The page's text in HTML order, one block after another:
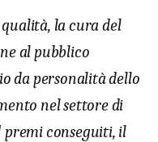
la cura del
al pubblico
da personalità dello
nel settore di
conseguiti, il